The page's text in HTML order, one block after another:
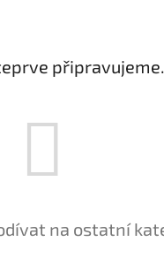
připravujeme.
na ostatní